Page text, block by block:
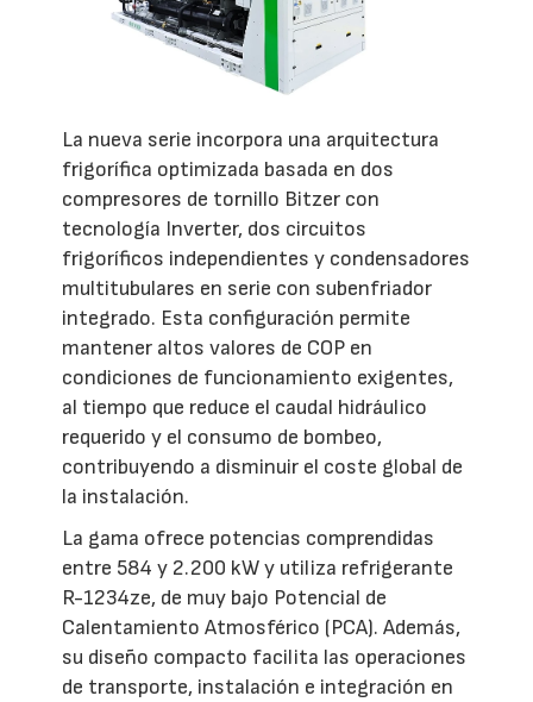
La nueva serie incorpora una arquitectura
frigorífica optimizada basada en dos
compresores de tornillo Bitzer con
tecnología Inverter, dos circuitos
frigoríficos independientes y condensadores
multitubulares en serie con subenfriador
integrado. Esta configuración permite
mantener altos valores de COP en
condiciones de funcionamiento exigentes,
al tiempo que reduce el caudal hidráulico
requerido y el consumo de bombeo,
contribuyendo a disminuir el coste global de
la instalación.
La gama ofrece potencias comprendidas
entre 584 y 2.200 kW y utiliza refrigerante
R-1234ze, de muy bajo Potencial de
Calentamiento Atmosférico (PCA). Además,
su diseño compacto facilita las operaciones
de transporte, instalación e integración en